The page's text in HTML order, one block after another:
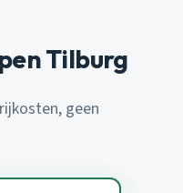
Tilburg
geen